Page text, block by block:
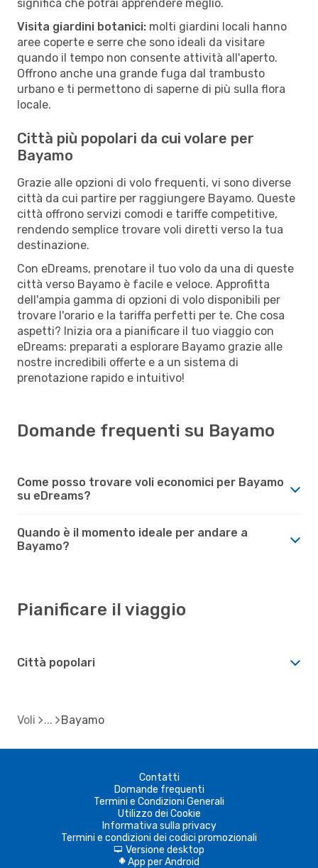
significa che potrai apprendere meglio.
Visita giardini botanici: molti giardini locali hanno
aree coperte e serre che sono ideali da visitare
quando il tempo non consente attività all'aperto.
Offrono anche una grande fuga dal trambusto
urbano e ti permettono di saperne di più sulla flora
locale.
Città più popolari da cui volare per
Bayamo
Grazie alle opzioni di volo frequenti, vi sono diverse
città da cui partire per raggiungere Bayamo. Queste
città offrono servizi comodi e tariffe competitive,
rendendo semplice trovare voli diretti verso la tua
destinazione.
Con eDreams, prenotare il tuo volo da una di queste
città verso Bayamo è facile e veloce. Approfitta
dell'ampia gamma di opzioni di volo disponibili per
trovare l'orario e la tariffa perfetti per te. Che cosa
aspetti? Inizia ora a pianificare il tuo viaggio con
eDreams: preparati a esplorare Bayamo grazie alle
nostre incredibili offerte e a un sistema di
prenotazione rapido e intuitivo!
Domande frequenti su Bayamo
Come posso trovare voli economici per Bayamo
su eDreams?
Quando è il momento ideale per andare a
Bayamo?
Pianificare il viaggio
Città popolari
Voli Bayamo
Contatti
Domande frequenti
Termini e Condizioni Generali
Utilizzo dei Cookie
Informativa sulla privacy
Termini e condizioni dei codici promozionali
d Versione desktop
A App per Android